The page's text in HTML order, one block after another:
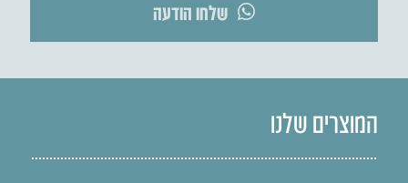
שלחו הודעה
המוצרים שלנו